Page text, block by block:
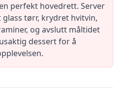
perfekt hovedrett. Server
tørr, krydret hvitvin,
og avslutt måltidet
dessert for å